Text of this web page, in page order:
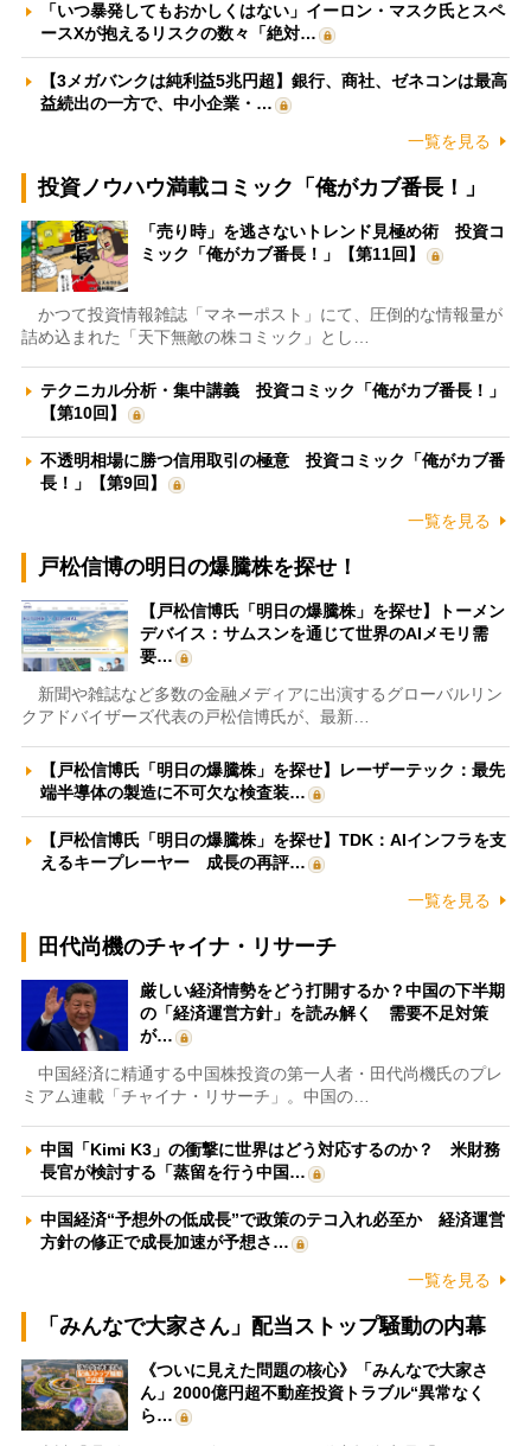
「いつ暴発してもおかしくはない」イーロン・マスク氏とスペ
ースXが抱えるリスクの数々「絶対…
【3メガバンクは純利益5兆円超】銀行、商社、ゼネコンは最高
益続出の一方で、中小企業・…
一覧を見る
投資ノウハウ満載コミック「俺がカブ番長！」
「売り時」を逃さないトレンド見極め術 投資コ
ミック「俺がカブ番長！」【第11回】
かつて投資情報雑誌「マネーポスト」にて、圧倒的な情報量が
詰め込まれた「天下無敵の株コミック」とし…
テクニカル分析・集中講義 投資コミック「俺がカブ番長！」
【第10回】
不透明相場に勝つ信用取引の極意 投資コミック「俺がカブ番
長！」【第9回】
一覧を見る
戸松信博の明日の爆騰株を探せ！
【戸松信博氏「明日の爆騰株」を探せ】トーメン
デバイス：サムスンを通じて世界のAIメモリ需
要…
新聞や雑誌など多数の金融メディアに出演するグローバルリン
クアドバイザーズ代表の戸松信博氏が、最新…
【戸松信博氏「明日の爆騰株」を探せ】レーザーテック：最先
端半導体の製造に不可欠な検査装…
【戸松信博氏「明日の爆騰株」を探せ】TDK：AIインフラを支
えるキープレーヤー 成長の再評…
一覧を見る
田代尚機のチャイナ・リサーチ
厳しい経済情勢をどう打開するか？中国の下半期
の「経済運営方針」を読み解く 需要不足対策
が…
中国経済に精通する中国株投資の第一人者・田代尚機氏のプレ
ミアム連載「チャイナ・リサーチ」。中国の…
中国「Kimi K3」の衝撃に世界はどう対応するのか？ 米財務
長官が検討する「蒸留を行う中国…
中国経済“予想外の低成長”で政策のテコ入れ必至か 経済運営
方針の修正で成長加速が予想さ…
一覧を見る
「みんなで大家さん」配当ストップ騒動の内幕
《ついに見えた問題の核心》「みんなで大家さ
ん」2000億円超不動産投資トラブル“異常なく
ら…